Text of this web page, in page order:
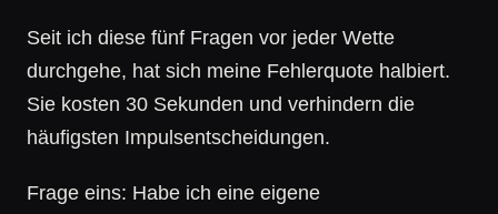
Seit ich diese fünf Fragen vor jeder Wette
durchgehe, hat sich meine Fehlerquote halbiert.
Sie kosten 30 Sekunden und verhindern die
häufigsten Impulsentscheidungen.
Frage eins: Habe ich eine eigene